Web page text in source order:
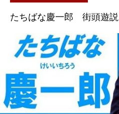
たちばな慶一郎 街頭遊説